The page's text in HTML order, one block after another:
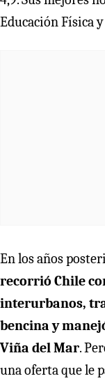
Educación Física
En los años
recorrió Chile
interurbanos,
bencina y
Viña del Mar.
una oferta que le